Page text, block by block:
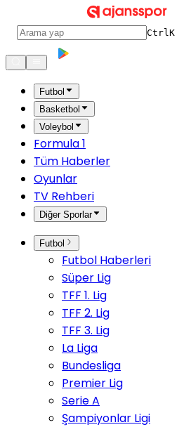
CtrlK
Futbol
Basketbol
Voleybol
Formula 1
Tüm Haberler
Oyunlar
TV Rehberi
Diğer Sporlar
Futbol
Futbol Haberleri
Süper Lig
TFF 1. Lig
TFF 2. Lig
TFF 3. Lig
La Liga
Bundesliga
Premier Lig
Serie A
Şampiyonlar Ligi